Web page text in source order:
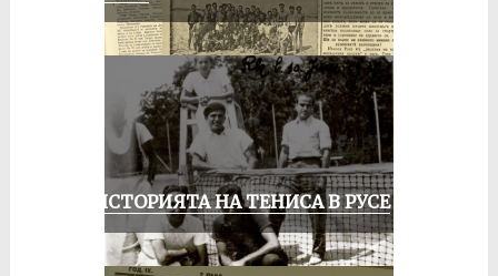
ЗА ИСТОРИЯТА НА ТЕНИСА В РУСЕ